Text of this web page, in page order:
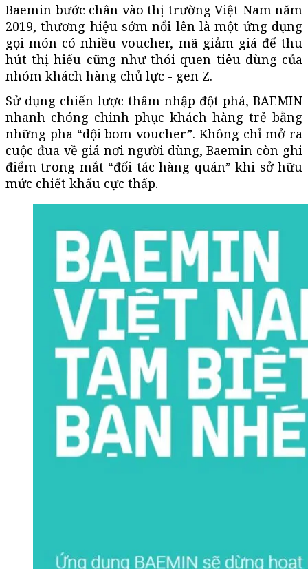
Baemin bước chân vào thị trường Việt Nam năm
2019, thương hiệu sớm nổi lên là một ứng dụng
gọi món có nhiều voucher, mã giảm giá để thu
hút thị hiếu cũng như thói quen tiêu dùng của
nhóm khách hàng chủ lực - gen Z.
Sử dụng chiến lược thâm nhập đột phá, BAEMIN
nhanh chóng chinh phục khách hàng trẻ bằng
những pha “dội bom voucher”. Không chỉ mở ra
cuộc đua về giá nơi người dùng, Baemin còn ghi
điểm trong mắt “đối tác hàng quán” khi sở hữu
mức chiết khấu cực thấp.